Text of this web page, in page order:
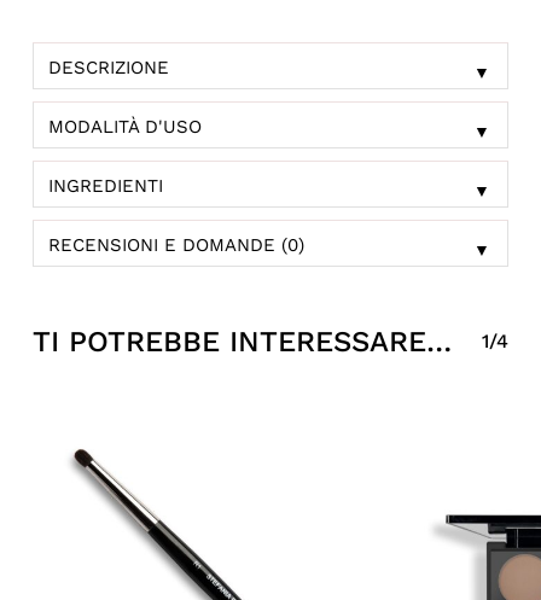
DESCRIZIONE ▼
MODALITÀ D'USO ▼
INGREDIENTI ▼
RECENSIONI E DOMANDE (0) ▼
TI POTREBBE INTERESSARE… 1/4